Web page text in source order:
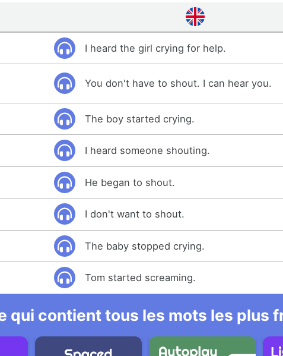
I heard the girl crying for help.
You don't have to shout. I can hear you.
The boy started crying.
I heard someone shouting.
He began to shout.
I don't want to shout.
The baby stopped crying.
Tom started screaming.
qui contient tous les mots les plus